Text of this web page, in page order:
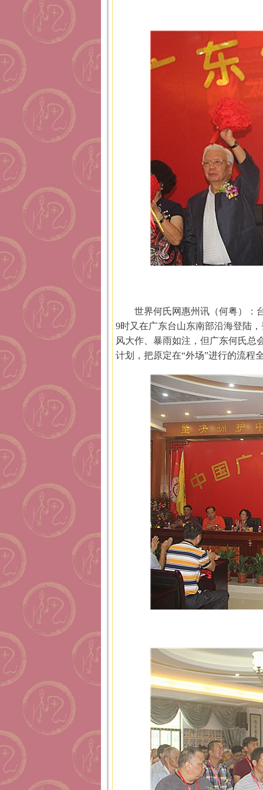
世界何氏网惠州讯（何粤）：
9时又在广东台山东南部沿海登陆
风大作、暴雨如注，但广东何氏总
计划，把原定在“外场”进行的流程